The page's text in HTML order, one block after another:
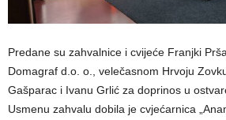
Predane su zahvalnice i cvijeće Franjki
Domagraf d.o. o., velečasnom Hrvoju
Gašparac i Ivanu Grlić za doprinos u
Usmenu zahvalu dobila je cvjećarnica